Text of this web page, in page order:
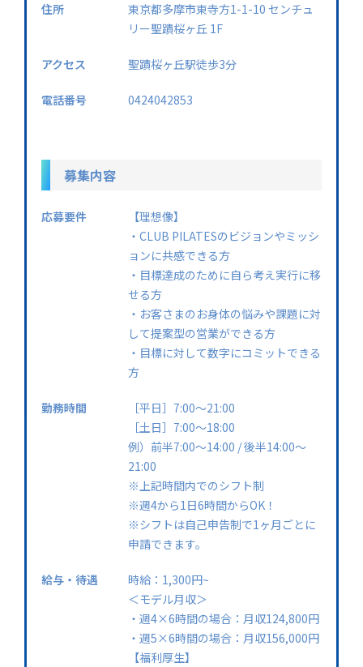
住所
東京都多摩市東寺方1-1-10 センチュ
リー聖蹟桜ヶ丘 1F
アクセス 聖蹟桜ヶ丘駅徒歩3分
電話番号 0424042853
募集内容
応募要件
【理想像】
・CLUB PILATESのビジョンやミッシ
ョンに共感できる方
・目標達成のために自ら考え実行に移
せる方
・お客さまのお身体の悩みや課題に対
して提案型の営業ができる方
・目標に対して数字にコミットできる
方
勤務時間
［平日］7:00〜21:00
［土日］7:00〜18:00
例）前半7:00〜14:00 / 後半14:00〜
21:00
※上記時間内でのシフト制
※週4から1日6時間からOK！
※シフトは自己申告制で1ヶ月ごとに
申請できます。
給与・待遇
時給：1,300円~
＜モデル月収＞
・週4×6時間の場合：月収124,800円
・週5×6時間の場合：月収156,000円
【福利厚生】